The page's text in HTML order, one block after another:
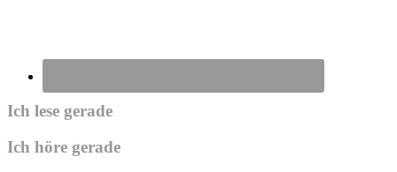
Ich lese gerade
Ich höre gerade